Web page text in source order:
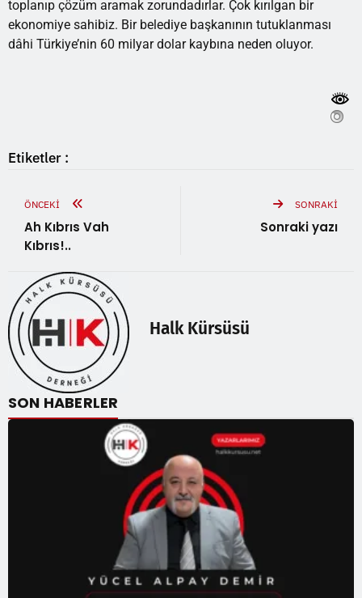
toplanıp çözüm aramak zorundadırlar. Çok kırılgan bir
ekonomiye sahibiz. Bir belediye başkanının tutuklanması
dâhi Türkiye’nin 60 milyar dolar kaybına neden oluyor.
Etiketler :
ÖNCEKI
Ah Kıbrıs Vah
Kıbrıs!..
SONRAKI
Sonraki yazı
Halk Kürsüsü
SON HABERLER